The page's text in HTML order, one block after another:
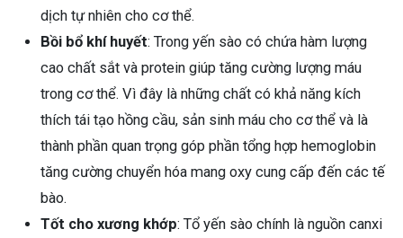
dịch tự nhiên cho cơ thể.
Bồi bổ khí huyết: Trong yến sào có chứa hàm lượng
cao chất sắt và protein giúp tăng cường lượng máu
trong cơ thể. Vì đây là những chất có khả năng kích
thích tái tạo hồng cầu, sản sinh máu cho cơ thể và là
thành phần quan trọng góp phần tổng hợp hemoglobin
tăng cường chuyển hóa mang oxy cung cấp đến các tế
bào.
Tốt cho xương khớp: Tổ yến sào chính là nguồn canxi